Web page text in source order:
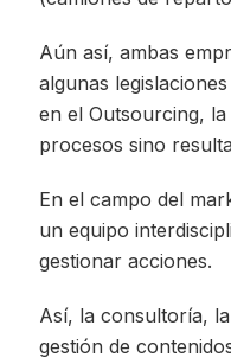
Aún así, ambas
algunas
en el Outsourcing,
procesos sino
En el campo del
un equipo
gestionar acciones.
Así, la consultoría,
gestión de